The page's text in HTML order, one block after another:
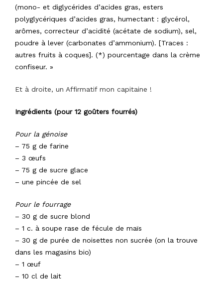
(mono- et diglycérides d’acides gras, esters
polyglycériques d’acides gras, humectant : glycérol,
arômes, correcteur d’acidité (acétate de sodium), sel,
poudre à lever (carbonates d’ammonium). [Traces :
autres fruits à coques]. (*) pourcentage dans la crème
confiseur. »
Et à droite, un Affirmatif mon capitaine !
Ingrédients (pour 12 goûters fourrés)
Pour la génoise
– 75 g de farine
– 3 œufs
– 75 g de sucre glace
– une pincée de sel
Pour le fourrage
– 30 g de sucre blond
– 1 c. à soupe rase de fécule de maïs
– 30 g de purée de noisettes non sucrée (on la trouve
dans les magasins bio)
– 1 œuf
– 10 cl de lait